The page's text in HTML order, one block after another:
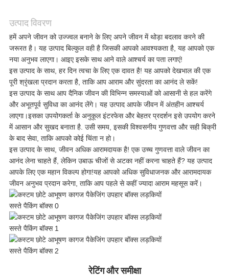
उद्धरण
का
अनुरोध
करें
साइटमैप
गोपनीयता
नीति
उत्पाद विवरण
हमें अपने जीवन को उज्ज्वल बनाने के लिए अपने जीवन में थोड़ा बदलाव करने की
जरूरत है। यह उत्पाद बिल्कुल वही है जिसकी आपको आवश्यकता है, यह आपको एक
नया अनुभव लाएगा। आइए इसके साथ आने वाले आश्चर्य का पता लगाएं!
इस उत्पाद के साथ, हर दिन त्वचा के लिए एक दावत है! यह आपको देखभाल की एक
पूरी श्रृंखला प्रदान करता है, ताकि आप आराम और सुंदरता का आनंद ले सकें!
इस उत्पाद के साथ आप दैनिक जीवन की विभिन्न समस्याओं को आसानी से हल करेंगे
और अभूतपूर्व सुविधा का आनंद लेंगे। यह उत्पाद आपके जीवन में अंतहीन आश्चर्य
लाएगा।इसका उपयोगकर्ता के अनुकूल इंटरफेस और बेहतर प्रदर्शन इसे उपयोग करने
में आसान और सुखद बनाता है. उसी समय, इसकी विश्वसनीय गुणवत्ता और सही बिक्री
के बाद सेवा, ताकि आपको कोई चिंता न हो।
इस उत्पाद के साथ, जीवन अधिक आरामदायक है! एक उच्च गुणवत्ता वाले जीवन का
आनंद लेना चाहते हैं, लेकिन उबाऊ चीजों से अटका नहीं करना चाहते हैं? यह उत्पाद
आपके लिए एक महान विकल्प होगा!यह आपको अधिक सुविधाजनक और आरामदायक
जीवन अनुभव प्रदान करेगा, ताकि आप पहले से कहीं ज्यादा आराम महसूस करें।
रेटिंग और समीक्षा